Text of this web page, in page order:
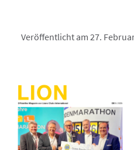
Veröffentlicht am 27.